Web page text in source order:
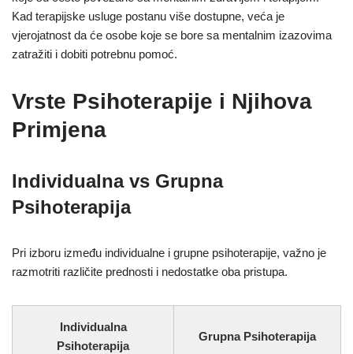
Kad terapijske usluge postanu više dostupne, veća je
vjerojatnost da će osobe koje se bore sa mentalnim izazovima
zatražiti i dobiti potrebnu pomoć.
Vrste Psihoterapije i Njihova
Primjena
Individualna vs Grupna
Psihoterapija
Pri izboru između individualne i grupne psihoterapije, važno je
razmotriti različite prednosti i nedostatke oba pristupa.
Individualna
Psihoterapija
Grupna Psihoterapija